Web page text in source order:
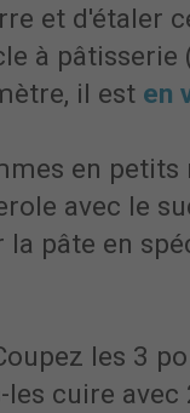
et d'étaler
à
il est en
en
avec le
la pâte en
les 3
cuire avec